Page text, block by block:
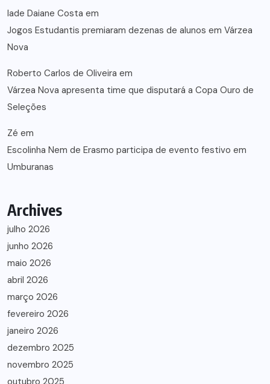
lade Daiane Costa em
Jogos Estudantis premiaram dezenas de alunos em Várzea
Nova
Roberto Carlos de Oliveira em
Várzea Nova apresenta time que disputará a Copa Ouro de
Seleções
Zé em
Escolinha Nem de Erasmo participa de evento festivo em
Umburanas
Archives
julho 2026
junho 2026
maio 2026
abril 2026
março 2026
fevereiro 2026
janeiro 2026
dezembro 2025
novembro 2025